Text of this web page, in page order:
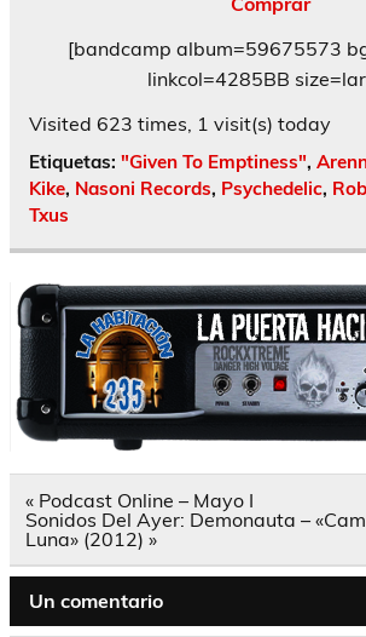
[bandcamp album=59675573
linkcol=4285BB
Visited 623 times, 1 visit(s) today
Etiquetas: "Given To Emptiness",
Kike, Nasoni Records, Psychedelic,
Txus
Navegación
de
entradas
« Podcast Online – Mayo I
Sonidos Del Ayer: Demonauta –
Luna» (2012) »
Un comentario